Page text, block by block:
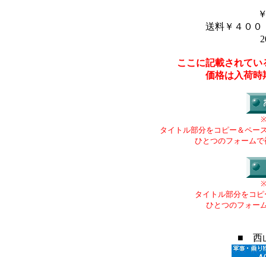
送料￥４００
ここに記載されて
価格は入荷時
タイトル部分をコピー＆ペー
ひとつのフォーム
タイトル部分をコ
ひとつのフォー
■ 西